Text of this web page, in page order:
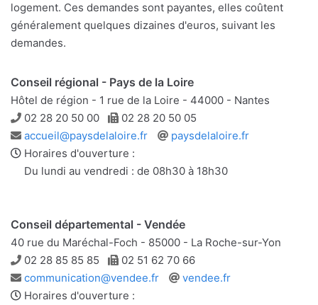
logement. Ces demandes sont payantes, elles coûtent
généralement quelques dizaines d'euros, suivant les
demandes.
Conseil régional - Pays de la Loire
Hôtel de région - 1 rue de la Loire - 44000 - Nantes
Téléphone
02 28 20 50 00 Télécopie
02 28 20 50 05
Adresse
e-
mail
accueil@paysdelaloire.fr
Site
paysdelaloire.fr
Horaires d'ouverture :
Du lundi au vendredi : de 08h30 à 18h30
Conseil départemental - Vendée
40 rue du Maréchal-Foch - 85000 - La Roche-sur-Yon
Téléphone
02 28 85 85 85 Télécopie
02 51 62 70 66
Adresse
e-
communication@vendee.fr
Site
vendee.fr
Horaires d'ouverture :